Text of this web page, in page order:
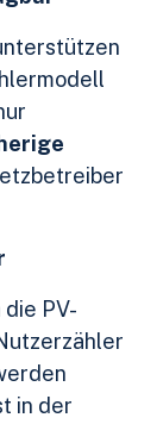
PV-
in der